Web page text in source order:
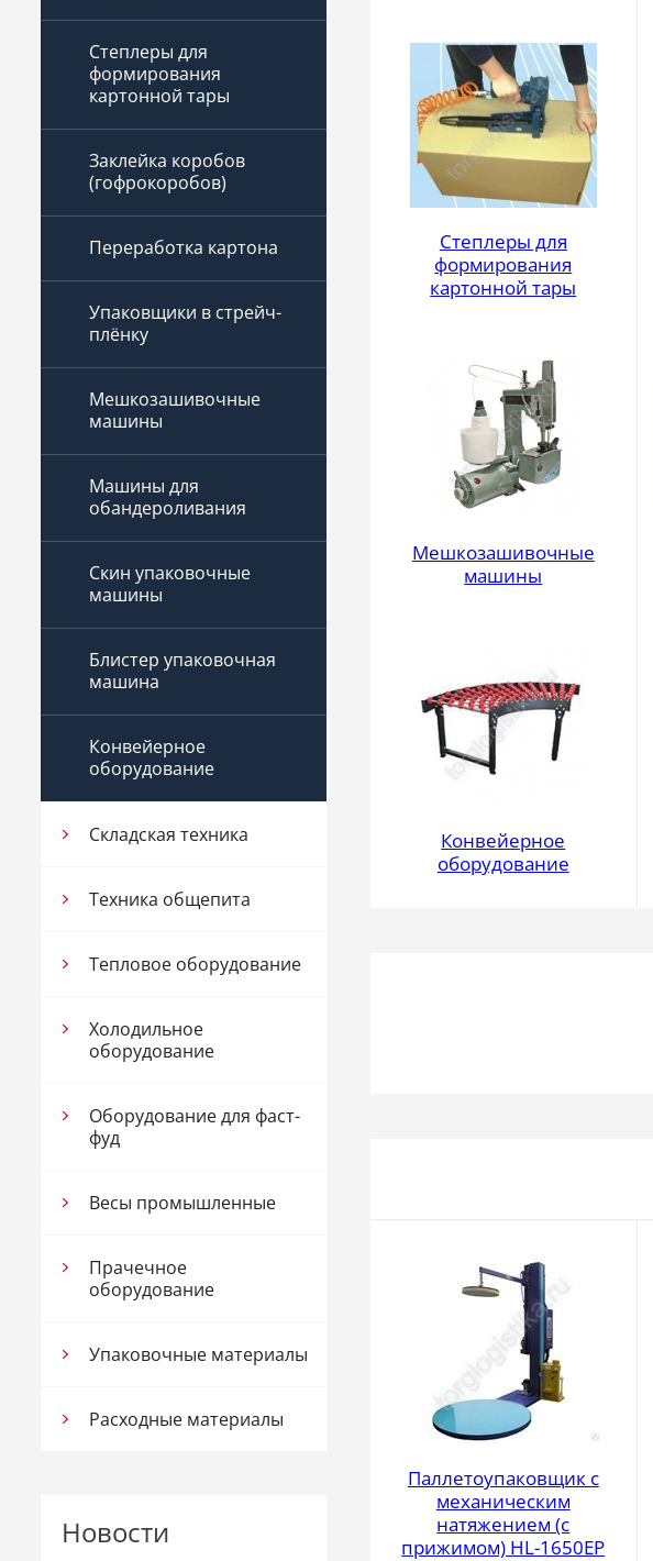
Степлеры для
формирования
картонной тары
Заклейка коробов
(гофрокоробов)
Переработка картона
Упаковщики в стрейч-
плёнку
Мешкозашивочные
машины
Машины для
обандероливания
Скин упаковочные
машины
Блистер упаковочная
машина
Конвейерное
оборудование
Складская техника
Техника общепита
Тепловое оборудование
Холодильное
оборудование
Оборудование для фаст-
фуд
Весы промышленные
Прачечное
оборудование
Упаковочные материалы
Расходные материалы
Новости
Степлеры для
формирования
картонной тары
Мешкозашивочные
машины
Конвейерное
оборудование
Паллетоупаковщик с
механическим
натяжением (с
прижимом) HL-1650ЕP